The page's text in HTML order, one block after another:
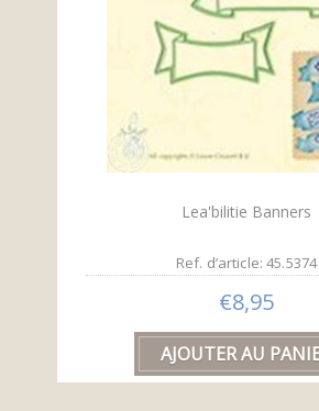
Lea'bilitie Banners
Ref. d’article: 45.5374
€8,95